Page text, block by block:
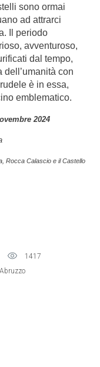
sono ormai
ad attrarci
Il periodo
avventuroso,
dal tempo,
dell’umanità con
è in essa,
emblematico.
2024
Rocca Calascio e il Castello
1417
Abruzzo